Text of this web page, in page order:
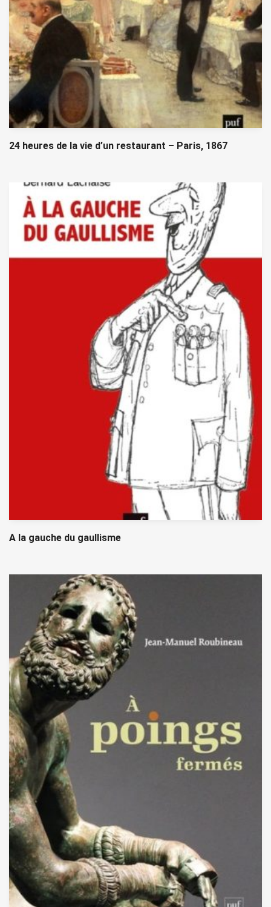
24 heures de la vie d’un restaurant – Paris, 1867
A la gauche du gaullisme